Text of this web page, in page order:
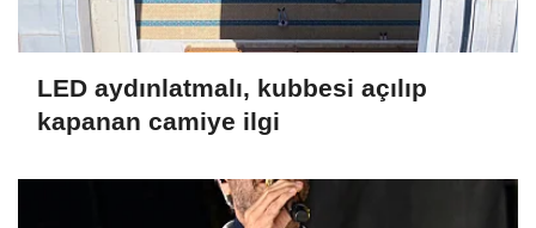
LED aydınlatmalı, kubbesi açılıp
kapanan camiye ilgi